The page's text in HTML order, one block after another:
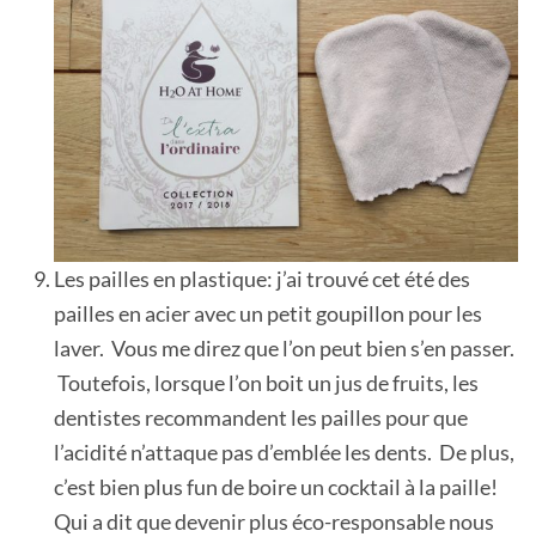
Les pailles en plastique: j’ai trouvé cet été des
pailles en acier avec un petit goupillon pour les
laver. Vous me direz que l’on peut bien s’en passer.
Toutefois, lorsque l’on boit un jus de fruits, les
dentistes recommandent les pailles pour que
l’acidité n’attaque pas d’emblée les dents. De plus,
c’est bien plus fun de boire un cocktail à la paille!
Qui a dit que devenir plus éco-responsable nous